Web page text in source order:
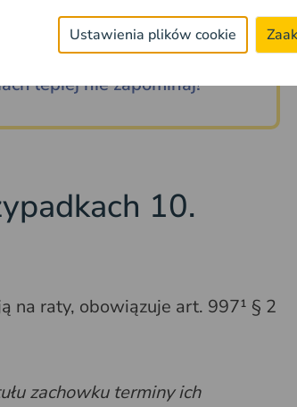
lepiej nie zapominaj!
10.
na raty, obowiązuje art. 997¹ § 2
zachowku terminy ich
Ustawienia plików cookie